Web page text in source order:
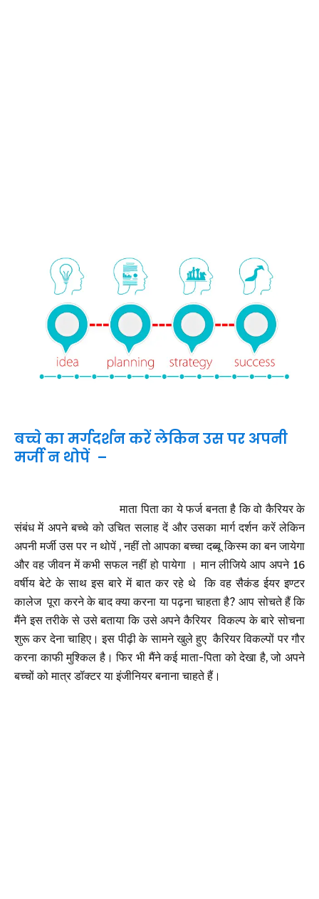
बच्चे का मर्गदर्शन करें लेकिन उस पर अपनी
मर्जी न थोपें –
माता पिता का ये फर्ज बनता है कि वो कैरियर के
संबंध में अपने बच्चे को उचित सलाह दें और उसका मार्ग दर्शन करें लेकिन
अपनी मर्जी उस पर न थोपें , नहीं तो आपका बच्चा दब्बू किस्म का बन जायेगा
और वह जीवन में कभी सफल नहीं हो पायेगा । मान लीजिये आप अपने 16
वर्षीय बेटे के साथ इस बारे में बात कर रहे थे कि वह सैकंड ईयर इण्टर
कालेज पूरा करने के बाद क्या करना या पढ़ना चाहता है? आप सोचते हैं कि
मैंने इस तरीके से उसे बताया कि उसे अपने कैरियर विकल्प के बारे सोचना
शुरू कर देना चाहिए। इस पीढ़ी के सामने खुले हुए कैरियर विकल्पों पर गौर
करना काफी मुश्किल है। फिर भी मैंने कई माता-पिता को देखा है, जो अपने
बच्चों को मात्र डॉक्टर या इंजीनियर बनाना चाहते हैं।